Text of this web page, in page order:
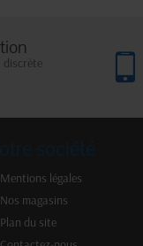
discrète
société
Mentions légales
Nos magasins
Plan du site